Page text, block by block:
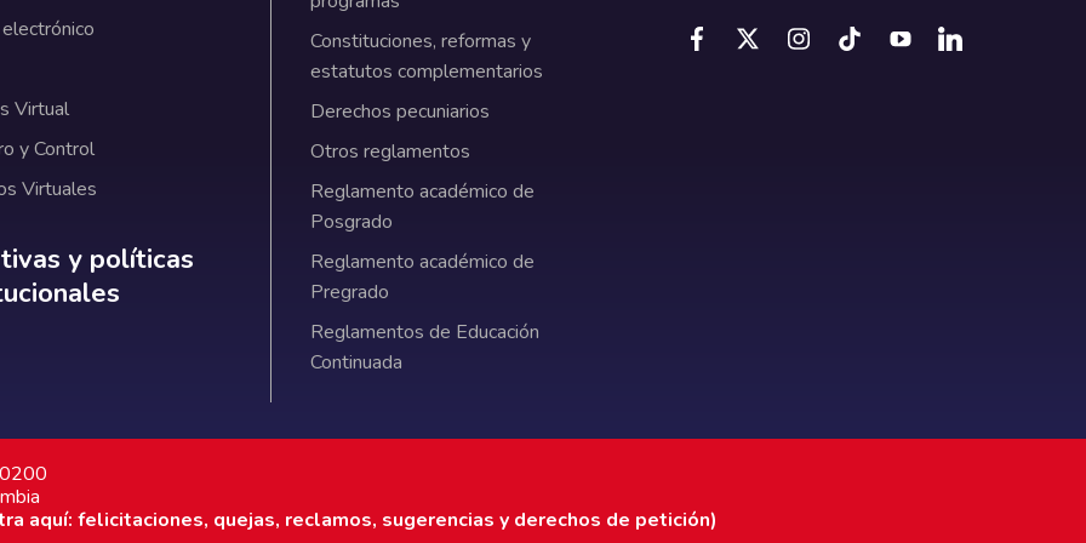
Virtual
y Control
Virtuales
y políticas institucionales
y políticas
Constituciones, reformas y
estatutos complementarios
Derechos pecuniarios
Otros reglamentos
Reglamento académico de
Posgrado
Reglamento académico de
Pregrado
Reglamentos de Educación
Continuada
aquí: felicitaciones, quejas, reclamos, sugerencias y derechos de petición)